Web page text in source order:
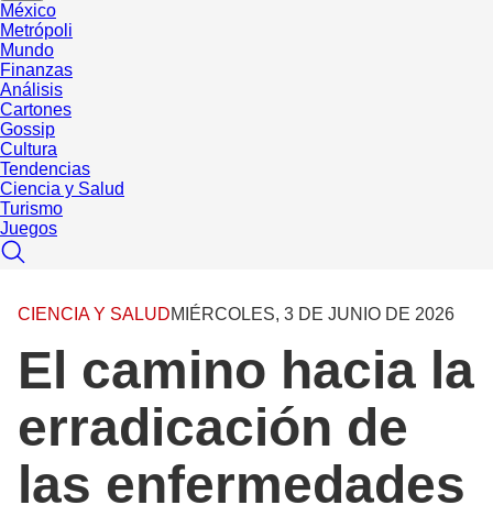
México
Metrópoli
Mundo
Finanzas
Análisis
Cartones
Gossip
Cultura
Tendencias
Ciencia y Salud
Turismo
Juegos
CIENCIA Y SALUDMIÉRCOLES, 3 DE JUNIO DE 2026
El camino hacia la
erradicación de
las enfermedades